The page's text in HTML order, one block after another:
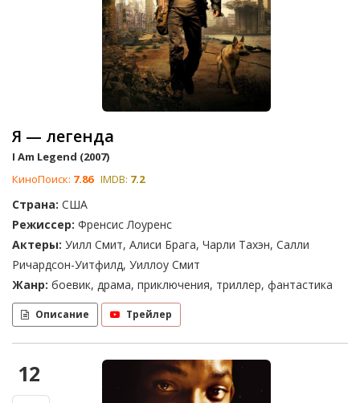
Я — легенда
I Am Legend (2007)
КиноПоиск: 7.86 IMDB: 7.2
Страна: США
Режиссер: Френсис Лоуренс
Актеры: Уилл Смит, Алиси Брага, Чарли Тахэн, Салли
Ричардсон-Уитфилд, Уиллоу Смит
Жанр: боевик, драма, приключения, триллер, фантастика
Описание Трейлер
12